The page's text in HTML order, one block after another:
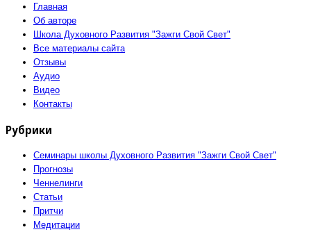
Главная
Об авторе
Школа Духовного Развития "Зажги Свой Свет"
Все материалы сайта
Отзывы
Аудио
Видео
Контакты
Рубрики
Семинары школы Духовного Развития "Зажги Свой Свет"
Прогнозы
Ченнелинги
Статьи
Притчи
Медитации